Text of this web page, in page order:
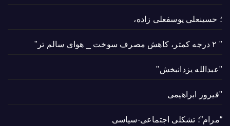
؛ حسینعلی یوسفعلی زاده،
" ۲ درجه کمتر، کاهش مصرف سوخت _ هوای سالم تر"
"عبدالله یزدانبخش"
"فیروز ابراهیمی
“مرام”؛ تشکلی اجتماعی-سیاسی